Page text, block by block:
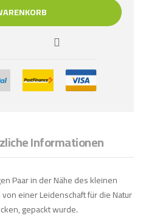
Informationen
Paar in der Nähe des kleinen
einer Leidenschaft für die Natur
gepackt wurde.